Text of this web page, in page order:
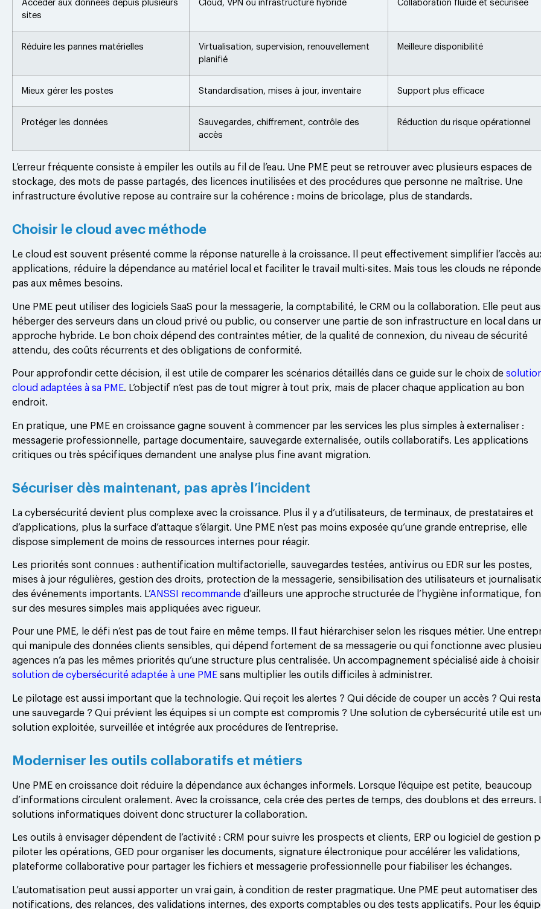
Accéder aux données depuis plusieurs
sites
Cloud, VPN ou infrastructure hybride Collaboration fluide et sécurisée
Réduire les pannes matérielles
Virtualisation, supervision, renouvellement
planifié
Meilleure disponibilité
Mieux gérer les postes Standardisation, mises à jour, inventaire Support plus efficace
Protéger les données
Sauvegardes, chiffrement, contrôle des
accès
Réduction du risque opérationnel
L’erreur fréquente consiste à empiler les outils au fil de l’eau. Une PME peut se retrouver avec plusieurs espaces de
stockage, des mots de passe partagés, des licences inutilisées et des procédures que personne ne maîtrise. Une
infrastructure évolutive repose au contraire sur la cohérence : moins de bricolage, plus de standards.
Choisir le cloud avec méthode
Le cloud est souvent présenté comme la réponse naturelle à la croissance. Il peut effectivement simplifier l’accès
applications, réduire la dépendance au matériel local et faciliter le travail multi-sites. Mais tous les clouds ne
pas aux mêmes besoins.
Une PME peut utiliser des logiciels SaaS pour la messagerie, la comptabilité, le CRM ou la collaboration. Elle peut
héberger des serveurs dans un cloud privé ou public, ou conserver une partie de son infrastructure en local dans
approche hybride. Le bon choix dépend des contraintes métier, de la qualité de connexion, du niveau de sécurité
attendu, des coûts récurrents et des obligations de conformité.
Pour approfondir cette décision, il est utile de comparer les scénarios détaillés dans ce guide sur le choix de
cloud adaptées à sa PME. L’objectif n’est pas de tout migrer à tout prix, mais de placer chaque application au bon
endroit.
En pratique, une PME en croissance gagne souvent à commencer par les services les plus simples à externaliser :
messagerie professionnelle, partage documentaire, sauvegarde externalisée, outils collaboratifs. Les applications
critiques ou très spécifiques demandent une analyse plus fine avant migration.
Sécuriser dès maintenant, pas après l’incident
La cybersécurité devient plus complexe avec la croissance. Plus il y a d’utilisateurs, de terminaux, de prestataires et
d’applications, plus la surface d’attaque s’élargit. Une PME n’est pas moins exposée qu’une grande entreprise, elle
dispose simplement de moins de ressources internes pour réagir.
Les priorités sont connues : authentification multifactorielle, sauvegardes testées, antivirus ou EDR sur les postes,
mises à jour régulières, gestion des droits, protection de la messagerie, sensibilisation des utilisateurs et
des événements importants. L’ANSSI recommande d’ailleurs une approche structurée de l’hygiène informatique,
sur des mesures simples mais appliquées avec rigueur.
Pour une PME, le défi n’est pas de tout faire en même temps. Il faut hiérarchiser selon les risques métier. Une
qui manipule des données clients sensibles, qui dépend fortement de sa messagerie ou qui fonctionne avec
agences n’a pas les mêmes priorités qu’une structure plus centralisée. Un accompagnement spécialisé aide à
solution de cybersécurité adaptée à une PME sans multiplier les outils difficiles à administrer.
Le pilotage est aussi important que la technologie. Qui reçoit les alertes ? Qui décide de couper un accès ? Qui
une sauvegarde ? Qui prévient les équipes si un compte est compromis ? Une solution de cybersécurité utile est
solution exploitée, surveillée et intégrée aux procédures de l’entreprise.
Moderniser les outils collaboratifs et métiers
Une PME en croissance doit réduire la dépendance aux échanges informels. Lorsque l’équipe est petite, beaucoup
d’informations circulent oralement. Avec la croissance, cela crée des pertes de temps, des doublons et des erreurs.
solutions informatiques doivent donc structurer la collaboration.
Les outils à envisager dépendent de l’activité : CRM pour suivre les prospects et clients, ERP ou logiciel de gestion
piloter les opérations, GED pour organiser les documents, signature électronique pour accélérer les validations,
plateforme collaborative pour partager les fichiers et messagerie professionnelle pour fiabiliser les échanges.
L’automatisation peut aussi apporter un vrai gain, à condition de rester pragmatique. Une PME peut automatiser des
notifications, des relances, des validations internes, des exports comptables ou des tests applicatifs. Pour les